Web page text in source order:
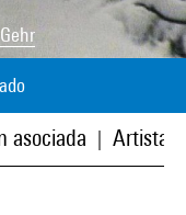
asociada